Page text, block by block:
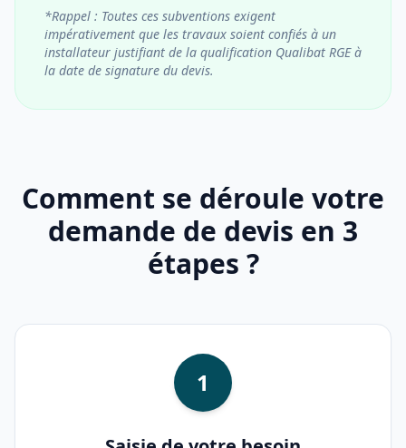
*Rappel : Toutes ces subventions exigent
impérativement que les travaux soient confiés à un
installateur justifiant de la qualification Qualibat RGE à
la date de signature du devis.
Comment se déroule votre
demande de devis en 3
étapes ?
1